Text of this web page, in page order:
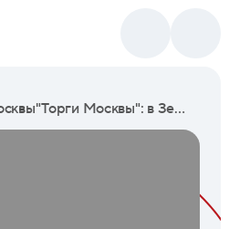
"Торги Москвы": в Зеленограде на торги по аренде выставлено 10 помещений